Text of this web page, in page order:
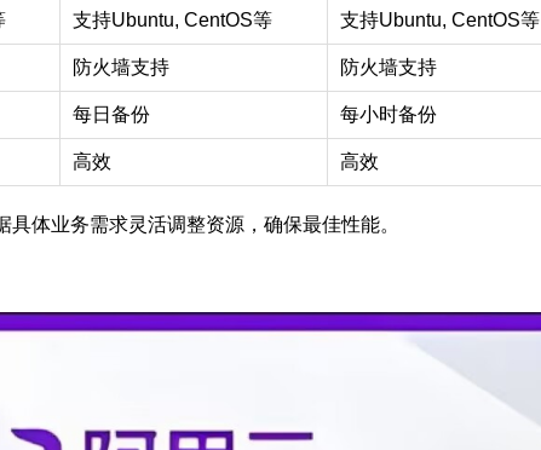
支持Ubuntu, CentOS等 支持Ubuntu, CentOS等
防火墙支持 防火墙支持
每日备份 每小时备份
高效 高效
体业务需求灵活调整资源，确保最佳性能。